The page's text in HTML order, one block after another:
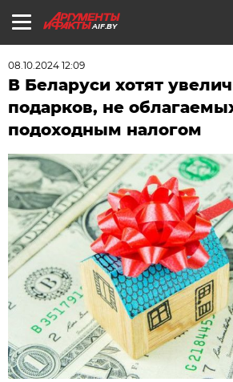
AIF.BY
08.10.2024 12:09
В Беларуси хотят
подарков, не
подоходным налогом